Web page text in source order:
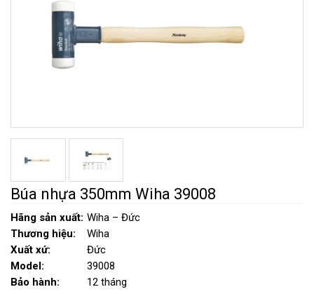
Búa nhựa 350mm Wiha 39008
Hãng sản xuất: Wiha – Đức
Thương hiệu:
Wiha
Xuất xứ:
Đức
Model:
39008
Bảo hành:
12 tháng